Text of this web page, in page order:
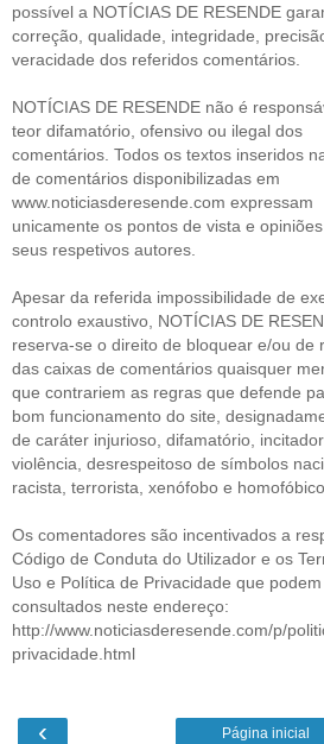
possível a NOTÍCIAS DE RESENDE
correção, qualidade, integridade,
veracidade dos referidos comentários.
NOTÍCIAS DE RESENDE não é
teor difamatório, ofensivo ou ilegal dos
comentários. Todos os textos inseridos
de comentários disponibilizadas em
www.noticiasderesende.com expressam
unicamente os pontos de vista e
seus respetivos autores.
Apesar da referida impossibilidade de
controlo exaustivo, NOTÍCIAS DE
reserva-se o direito de bloquear e/ou de
das caixas de comentários quaisquer
que contrariem as regras que defende
bom funcionamento do site,
de caráter injurioso, difamatório,
violência, desrespeitoso de símbolos
racista, terrorista, xenófobo e homofóbico.
Os comentadores são incentivados a
Código de Conduta do Utilizador e os
Uso e Política de Privacidade que
consultados neste endereço:
http://www.noticiasderesende.com/p/
privacidade.html
‹ Página inicial